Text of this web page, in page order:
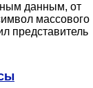
данным, от
массового
представитель